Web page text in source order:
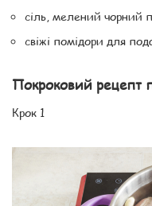
сіль, мелений чорний
свіжі помідори для
Покроковий рецепт
Крок 1